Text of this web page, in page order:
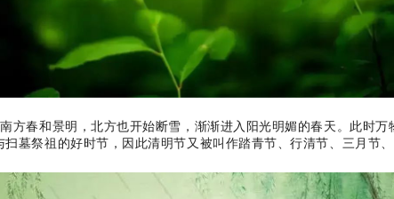
南方春和景明，北方也开始断雪，渐渐进入阳光明媚的春天。此时万
墓祭祖的好时节，因此清明节又被叫作踏青节、行清节、三月节、